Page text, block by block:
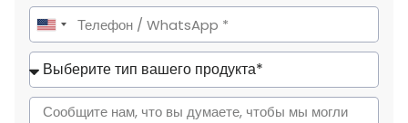
United
States
+1